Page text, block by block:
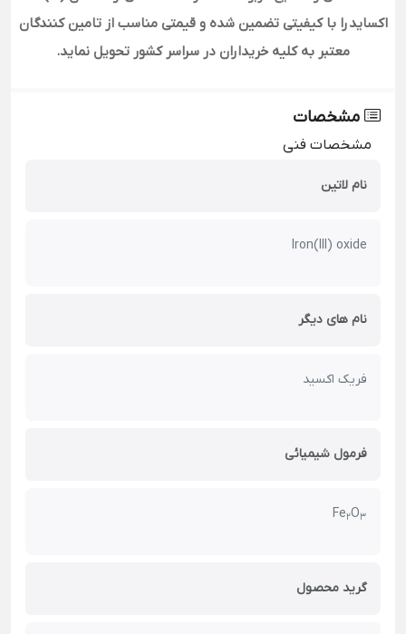
اکسایدرا با کیفیتی تضمین شده و قیمتی مناسب از تامین کنندگان
معتبر به کلیه خریداران در سراسر کشور تحویل نماید.
مشخصات
مشخصات فنی
نام لاتین
Iron(III) oxide
نام های دیگر
فریک اکسید
فرمول شیمیائی
2O3
گرید محصول